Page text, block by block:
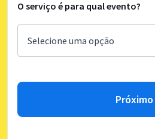
O serviço é para qual evento?
Próximo